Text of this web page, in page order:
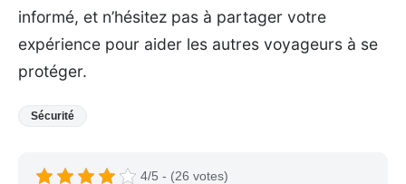
informé, et n’hésitez pas à partager votre
expérience pour aider les autres voyageurs à se
protéger.
Sécurité
4/5 - (26 votes)